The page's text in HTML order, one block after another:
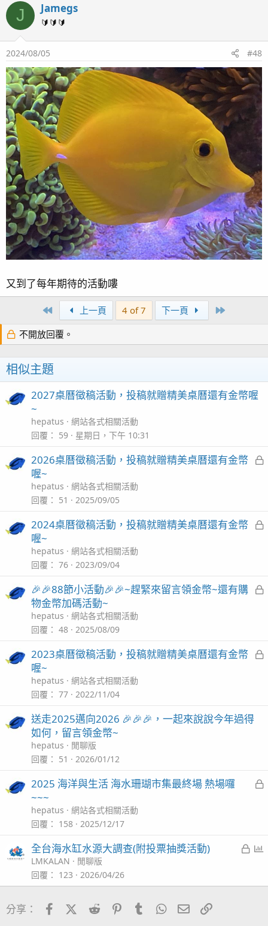
J Jamegs
🔰🔰🔰
2024/08/05 #48
又到了每年期待的活動嘍
First 上一頁 4 of 7 下一頁
不開放回覆。
相似主題
2027桌曆徵稿活動，投稿就贈精美桌曆還有金幣喔
~
hepatus
網站各式相關活動
回覆
59 星期日，下午 10:31
2026桌曆徵稿活動，投稿就贈精美桌曆還有金幣
喔~
hepatus
網站各式相關活動
回覆
51 2025/09/05
2024桌曆徵稿活動，投稿就贈精美桌曆還有金幣
喔~
hepatus
網站各式相關活動
回覆
76 2023/09/04
🎉🎉88節小活動🎉🎉~趕緊來留言領金幣~還有購
物金幣加碼活動~
hepatus
網站各式相關活動
回覆
48 2025/08/09
2023桌曆徵稿活動，投稿就贈精美桌曆還有金幣
喔~
hepatus
網站各式相關活動
回覆
77 2022/11/04
送走2025邁向2026 🎉🎉🎉，一起來說說今年過得
如何，留言領金幣~
hepatus
閒聊版
回覆
51 2026/01/12
2025 海洋與生活 海水珊瑚市集最終場 熱場囉
~~~
hepatus
網站各式相關活動
回覆
158 2025/12/17
已
全台海水缸水源大調查(附投票抽獎活動)
LMKALAN
閒聊版
回覆
123 2026/04/26
分享： FacebookX (Twitter)
Reddit PinterestTumblrWhatsApp電子郵件